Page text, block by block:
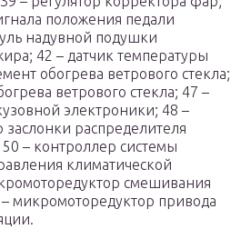
положения педали
надувной подушки
42 – датчик температуры
обогрева ветрового стекла;
ветрового стекла; 47 –
электроники; 48 –
распределителя
– контроллер системы
климатической
смешивания
– микромоторедуктор привода